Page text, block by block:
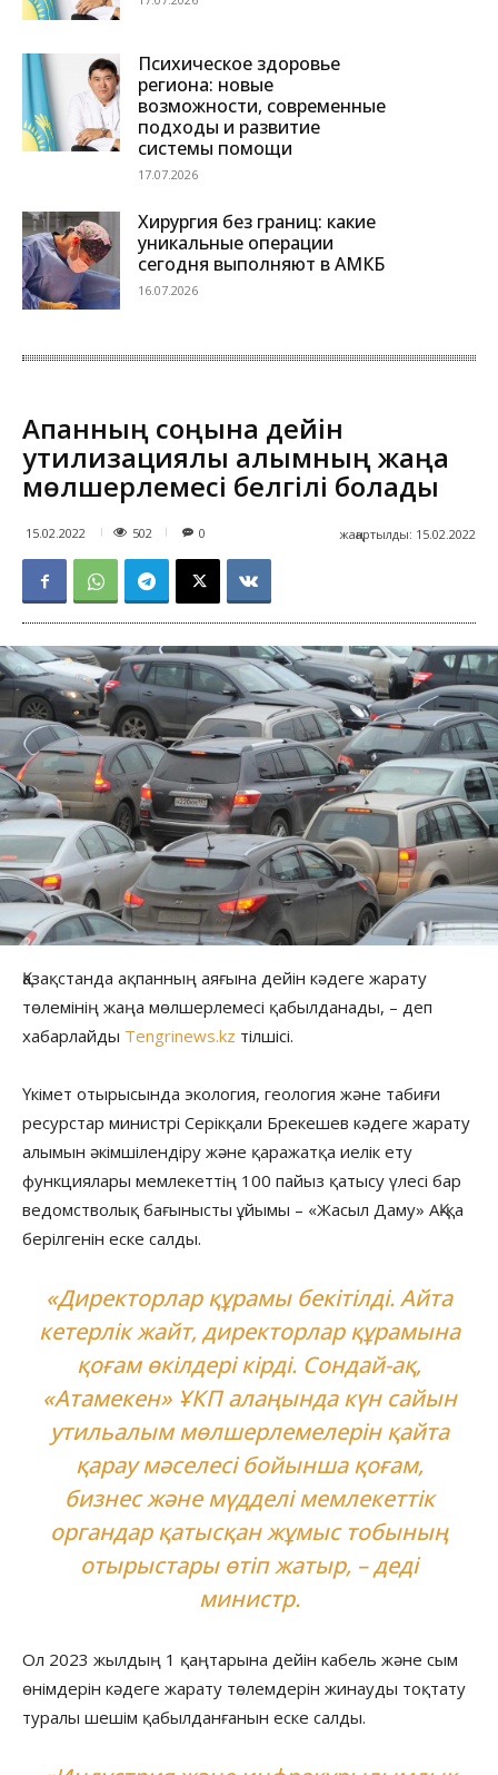
Психическое здоровье
региона: новые
возможности, современные
подходы и развитие
системы помощи
17.07.2026
Хирургия без границ: какие
уникальные операции
сегодня выполняют в АМКБ
16.07.2026